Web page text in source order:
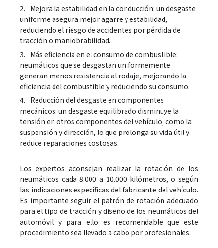
Mejora la estabilidad en la conducción: un desgaste
uniforme asegura mejor agarre y estabilidad,
reduciendo el riesgo de accidentes por pérdida de
tracción o maniobrabilidad.
Más eficiencia en el consumo de combustible:
neumáticos que se desgastan uniformemente
generan menos resistencia al rodaje, mejorando la
eficiencia del combustible y reduciendo su consumo.
Reducción del desgaste en componentes
mecánicos: un desgaste equilibrado disminuye la
tensión en otros componentes del vehículo, como la
suspensión y dirección, lo que prolonga su vida útil y
reduce reparaciones costosas.
Los expertos aconsejan realizar la rotación de los
neumáticos cada 8.000 a 10.000 kilómetros, o según
las indicaciones específicas del fabricante del vehículo.
Es importante seguir el patrón de rotación adecuado
para el tipo de tracción y diseño de los neumáticos del
automóvil y para ello es recomendable que este
procedimiento sea llevado a cabo por profesionales.